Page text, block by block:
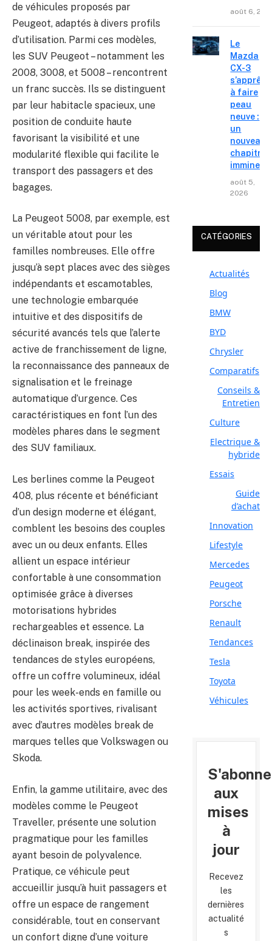
de véhicules proposés par
Peugeot, adaptés à divers profils
d’utilisation. Parmi ces modèles,
les SUV Peugeot – notamment les
2008, 3008, et 5008 – rencontrent
un franc succès. Ils se distinguent
par leur habitacle spacieux, une
position de conduite haute
favorisant la visibilité et une
modularité flexible qui facilite le
transport des passagers et des
bagages.
La Peugeot 5008, par exemple, est
un véritable atout pour les
familles nombreuses. Elle offre
jusqu’à sept places avec des sièges
indépendants et escamotables,
une technologie embarquée
intuitive et des dispositifs de
sécurité avancés tels que l’alerte
active de franchissement de ligne,
la reconnaissance des panneaux de
signalisation et le freinage
automatique d’urgence. Ces
caractéristiques en font l’un des
modèles phares dans le segment
des SUV familiaux.
Les berlines comme la Peugeot
408, plus récente et bénéficiant
d’un design moderne et élégant,
comblent les besoins des couples
avec un ou deux enfants. Elles
allient un espace intérieur
confortable à une consommation
optimisée grâce à diverses
motorisations hybrides
rechargeables et essence. La
déclinaison break, inspirée des
tendances de styles européens,
offre un coffre volumineux, idéal
pour les week-ends en famille ou
les activités sportives, rivalisant
avec d’autres modèles break de
marques telles que Volkswagen ou
Skoda.
Enfin, la gamme utilitaire, avec des
modèles comme le Peugeot
Traveller, présente une solution
pragmatique pour les familles
ayant besoin de polyvalence.
Pratique, ce véhicule peut
accueillir jusqu’à huit passagers et
offre un espace de rangement
considérable, tout en conservant
un confort digne d’une voiture
août 6,
Le
Mazda
CX-3
s’apprête
à faire
peau
neuve :
un
nouveau
chapitre
imminent
août 5,
2026
CATÉGORIES
Actualités
Blog
BMW
BYD
Chrysler
Comparatifs
Conseils &
Entretien
Culture
Electrique &
hybride
Essais
Guide
d’achat
Innovation
Lifestyle
Mercedes
Peugeot
Porsche
Renault
Tendances
Tesla
Toyota
Véhicules
aux
mises
à
jour
Recevez
les
dernières
actualité
s